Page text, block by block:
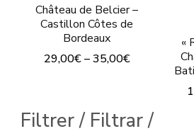
Château de Belcier –
Castillon Côtes de
Bordeaux
29,00€–35,00€
a
«
Filtrer / Filtrar /